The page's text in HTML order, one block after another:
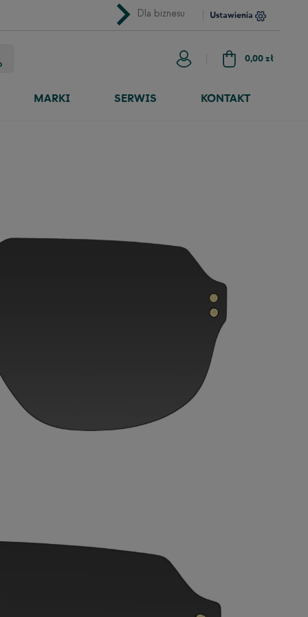
chevron_rightDla biznesu Ustawienia
0,00 zł
MARKI SERWIS KONTAKT